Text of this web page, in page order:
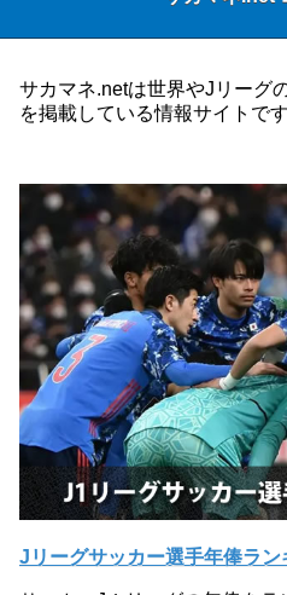
サカマネ.netは世界やJリーグ
を掲載している情報サイトです
Jリーグサッカー選手年俸ラン